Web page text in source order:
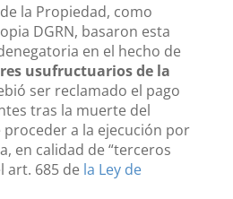
la Propiedad, como
DGRN, basaron esta
en el hecho de
usufructuarios de la
ser reclamado el pago
tras la muerte del
a la ejecución por
en calidad de “terceros
art. 685 de la Ley de